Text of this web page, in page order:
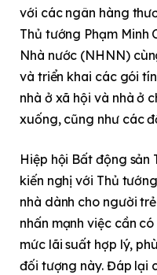
với các ngân hàng
Thủ tướng Phạm Minh
Nhà nước (NHNN)
và triển khai các gói
nhà ở xã hội và nhà ở
xuống, cũng như các
Hiệp hội Bất động sản
kiến nghị với Thủ
nhà dành cho người
nhấn mạnh việc cần
mức lãi suất hợp lý,
đối tượng này. Đáp lại